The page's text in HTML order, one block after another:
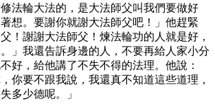
修法輪大法的，是大法師父叫我們要做好
想。要謝你就謝大法師父吧！」他趕緊
！謝謝大法師父！煉法輪功的人就是好，
」我還告訴身邊的人，不要再給人家小分
好，給他講了不失不得的法理。他說：
你要不跟我說，我還真不知道這些道理，
多少德呢。」